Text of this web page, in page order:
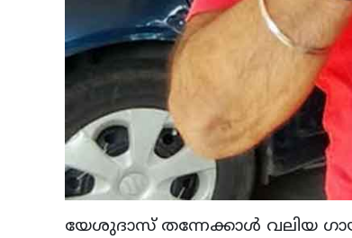
യേശുദാസ് തന്നേക്കാൾ വലിയ